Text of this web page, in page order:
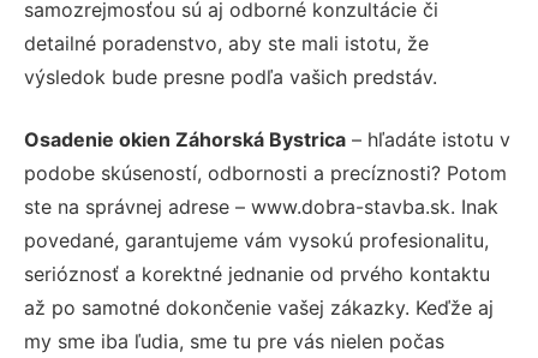
samozrejmosťou sú aj odborné konzultácie či
detailné poradenstvo, aby ste mali istotu, že
výsledok bude presne podľa vašich predstáv.
Osadenie okien Záhorská Bystrica – hľadáte istotu v
podobe skúseností, odbornosti a precíznosti? Potom
ste na správnej adrese – www.dobra-stavba.sk. Inak
povedané, garantujeme vám vysokú profesionalitu,
serióznosť a korektné jednanie od prvého kontaktu
až po samotné dokončenie vašej zákazky. Keďže aj
my sme iba ľudia, sme tu pre vás nielen počas